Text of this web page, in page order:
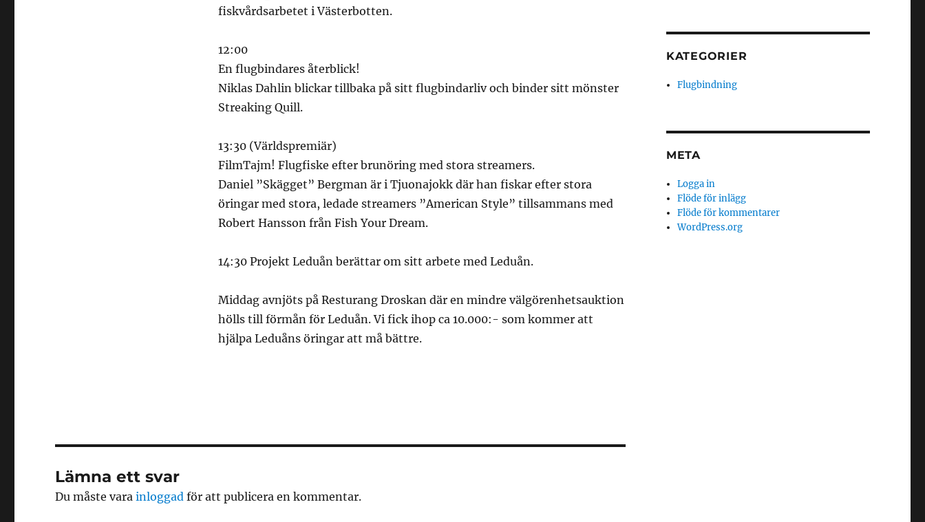
fiskvårdsarbetet i Västerbotten.
12:00
En flugbindares återblick!
Niklas Dahlin blickar tillbaka på sitt flugbindarliv och binder sitt mönster
Streaking Quill.
13:30 (Världspremiär)
FilmTajm! Flugfiske efter brunöring med stora streamers.
Daniel ”Skägget” Bergman är i Tjuonajokk där han fiskar efter stora
öringar med stora, ledade streamers ”American Style” tillsammans med
Robert Hansson från Fish Your Dream.
14:30 Projekt Leduån berättar om sitt arbete med Leduån.
Middag avnjöts på Resturang Droskan där en mindre välgörenhetsauktion
hölls till förmån för Leduån. Vi fick ihop ca 10.000:- som kommer att
hjälpa Leduåns öringar att må bättre.
Lämna ett svar
Du måste varainloggad för att publicera en kommentar.
KATEGORIER
Flugbindning
META
Logga in
Flöde för inlägg
Flöde för kommentarer
WordPress.org